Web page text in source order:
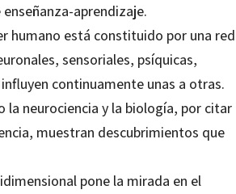
aprendizaje.
humano está constituido por una red
sensoriales, psíquicas,
continuamente unas a otras.
la neurociencia y la biología, por citar
muestran descubrimientos que
pone la mirada en el